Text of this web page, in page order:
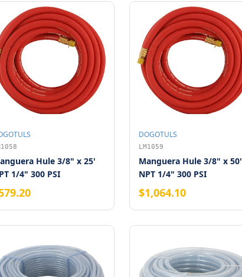
Hule 3/8" x 25'
1/4" 300 PSI
DOGOTULS
LM1059
Manguera Hule 3/8" x 50'
NPT 1/4" 300 PSI
$1,064.10